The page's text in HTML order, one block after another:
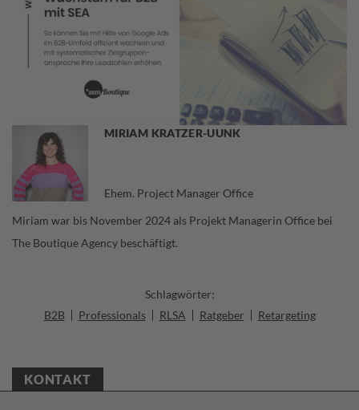
MIRIAM KRATZER-UUNK
Ehem. Project Manager Office
Miriam war bis November 2024 als Projekt Managerin Office bei
The Boutique Agency beschäftigt.
Schlagwörter:
B2B
Professionals RLSA Ratgeber Retargeting
KONTAKT